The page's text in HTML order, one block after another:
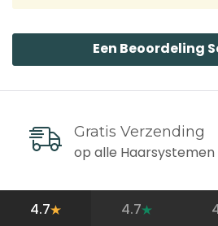
Een Beoordeling
Gratis Verzending
op alle Haarsystemen
4.7 4.7